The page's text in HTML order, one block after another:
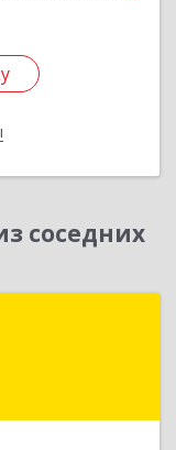
соседних
г, Оборонная